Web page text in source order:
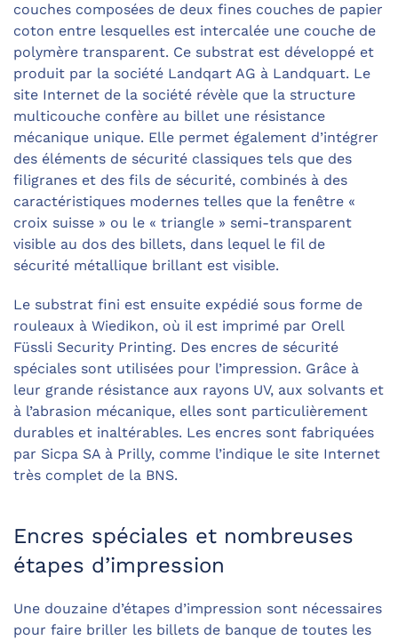
couches composées de deux fines couches de papier
coton entre lesquelles est intercalée une couche de
polymère transparent. Ce substrat est développé et
produit par la société Landqart AG à Landquart. Le
site Internet de la société révèle que la structure
multicouche confère au billet une résistance
mécanique unique. Elle permet également d’intégrer
des éléments de sécurité classiques tels que des
filigranes et des fils de sécurité, combinés à des
caractéristiques modernes telles que la fenêtre «
croix suisse » ou le « triangle » semi-transparent
visible au dos des billets, dans lequel le fil de
sécurité métallique brillant est visible.
Le substrat fini est ensuite expédié sous forme de
rouleaux à Wiedikon, où il est imprimé par Orell
Füssli Security Printing. Des encres de sécurité
spéciales sont utilisées pour l’impression. Grâce à
leur grande résistance aux rayons UV, aux solvants et
à l’abrasion mécanique, elles sont particulièrement
durables et inaltérables. Les encres sont fabriquées
par Sicpa SA à Prilly, comme l’indique le site Internet
très complet de la BNS.
Encres spéciales et nombreuses
étapes d’impression
Une douzaine d’étapes d’impression sont nécessaires
pour faire briller les billets de banque de toutes les